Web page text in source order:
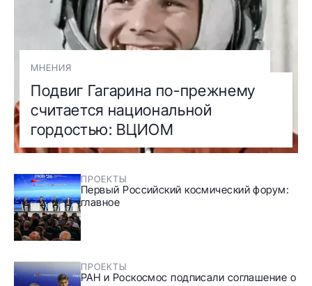
МНЕНИЯ
Подвиг Гагарина по-прежнему
считается национальной
гордостью: ВЦИОМ
ПРОЕКТЫ
Первый Российский космический форум:
главное
ПРОЕКТЫ
РАН и Роскосмос подписали соглашение о